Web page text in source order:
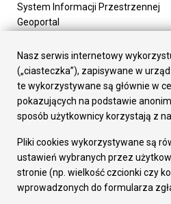
System Informacji Przestrzennej
Geoportal
Załatw sprawę
Prezydent Miasta
Rada Miasta
Wydziały
Elektroniczna Skrzynka Podawcza
Gospodarka
Fundusze europejskie
Środki krajowe
Oferty inwestycyjne
Nasz serwis internetowy
(„ciasteczka”), zapisywane w
te wykorzystywane są głównie w
pokazujących na podstawie
sposób użytkownicy korzystają z
Pliki cookies wykorzystywane są
ustawień wybranych przez
stronie (np. wielkość czcionki czy
wprowadzonych do formularza